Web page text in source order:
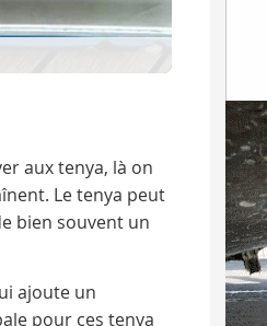
aux tenya, là on
Le tenya peut
bien souvent un
ajoute un
pour ces tenya